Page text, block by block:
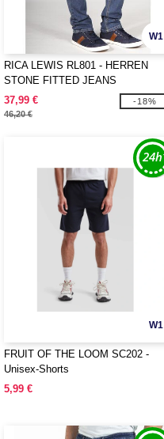
W1
RICA LEWIS RL801 - HERREN
STONE FITTED JEANS
37,99 €
46,20 €
-18%
W1
FRUIT OF THE LOOM SC202 -
Unisex-Shorts
5,99 €